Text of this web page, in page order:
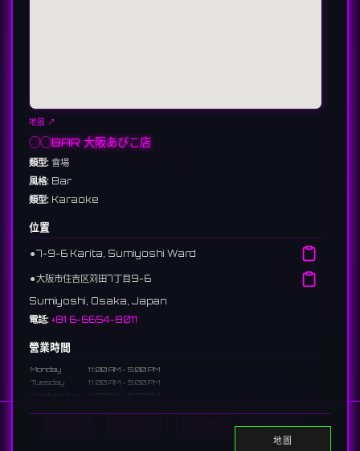
Search
地圖 ↗
◯◯BAR 大阪あびこ店
類型: 會場
風格: Bar
類型: Karaoke
位置
⚫︎7-9-6 Karita, Sumiyoshi Ward
⚫︎大阪市住吉区苅田7丁目9-6
Sumiyoshi, Osaka, Japan
電話: +81 6-6654-8011
營業時間
Monday
11:00 AM - 5:00 PM
Tuesday
11:00 AM - 5:00 PM
地圖